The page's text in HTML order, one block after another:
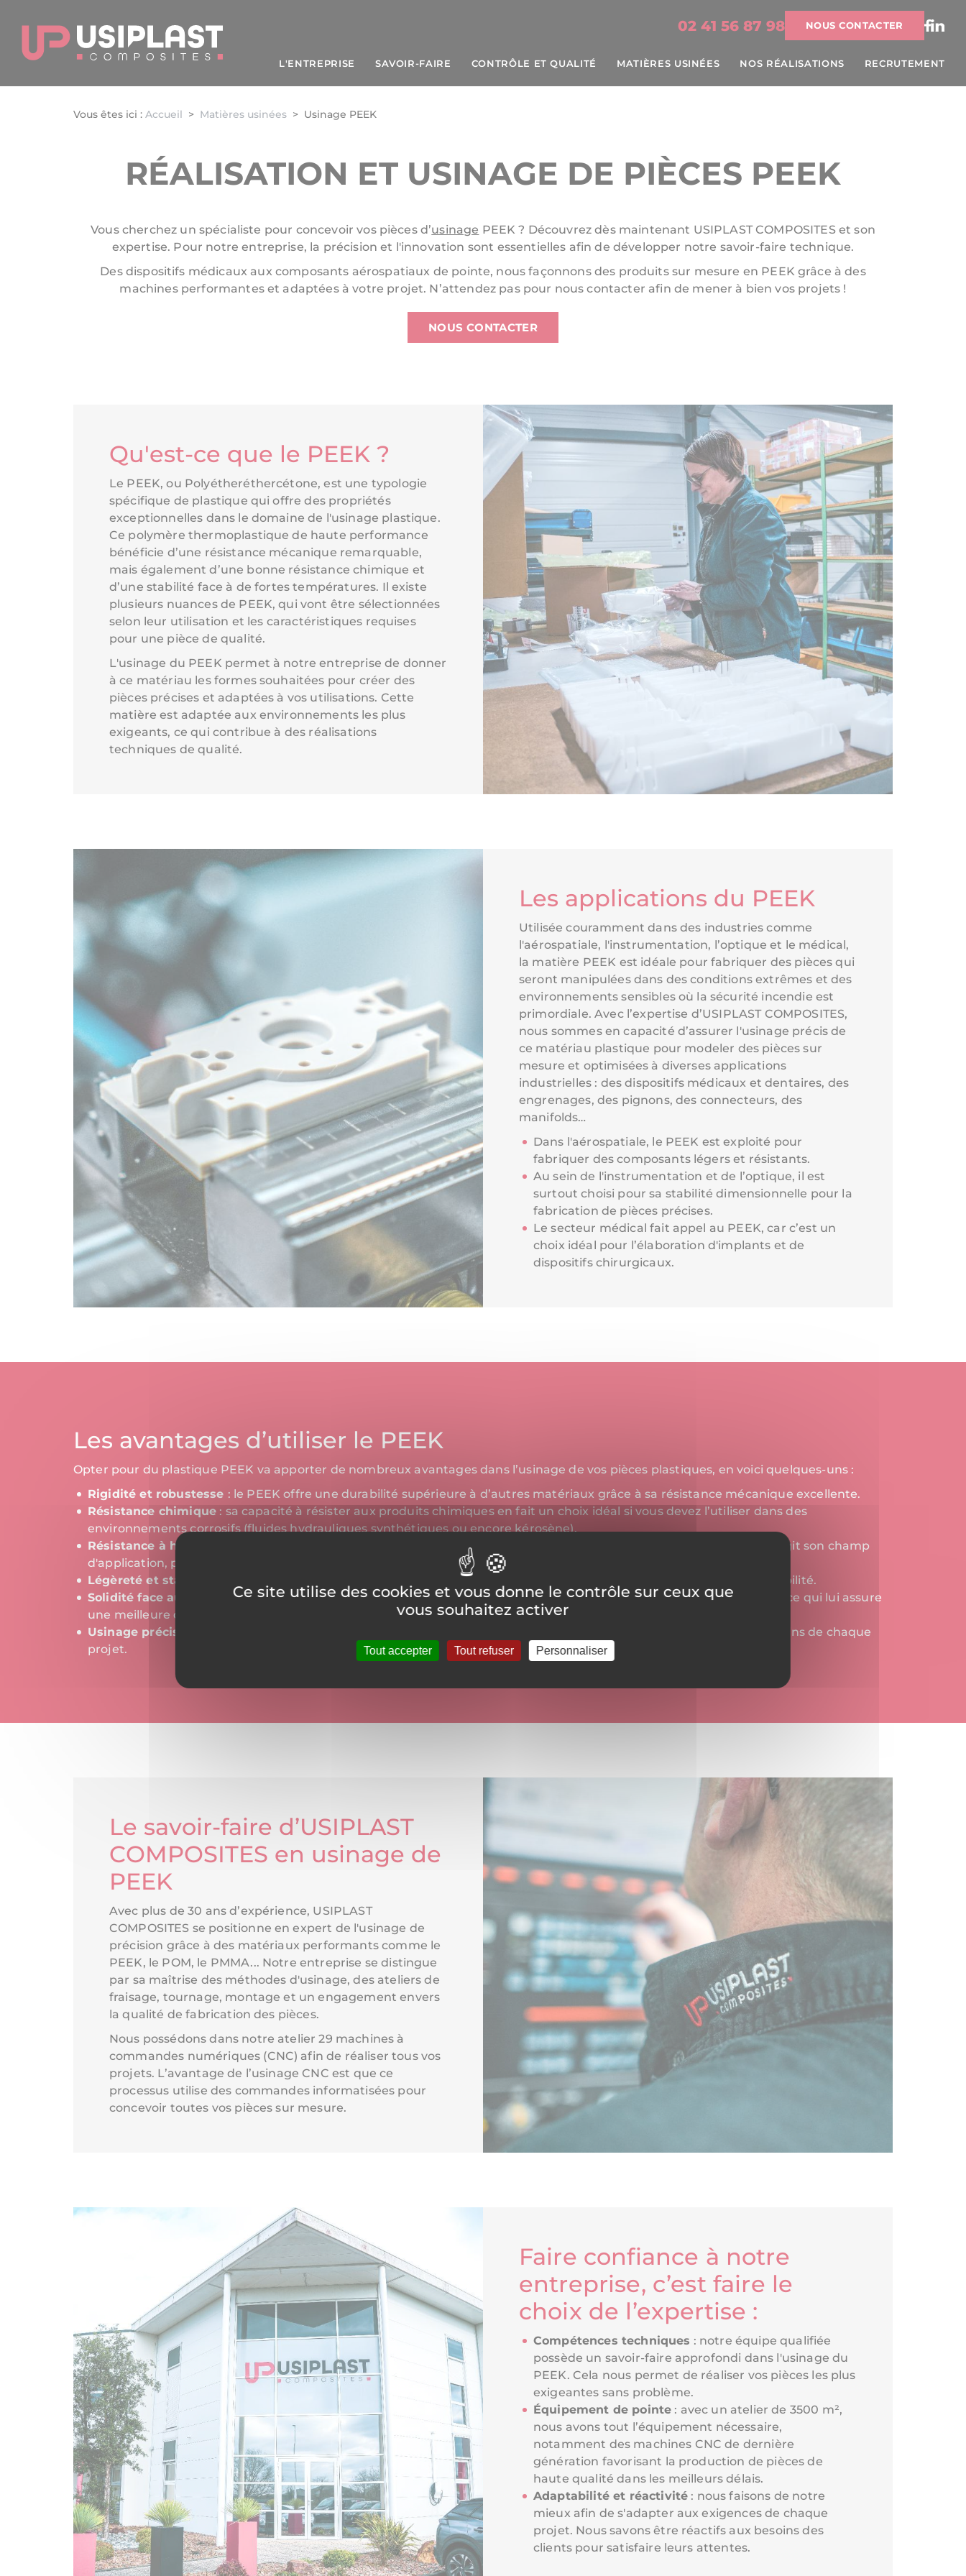
02 41 56 87 98 NOUS CONTACTER
L'ENTREPRISE
SAVOIR-FAIRE
BUREAU DES MÉTHODES
FINIS
CONTRÔLE ET QUALITÉ MATIÈRES USINÉES NOS RÉALISATIONS RECRUTEMENT
Vous êtes ici : Accueil > Matières usinées > Usinage PEEK
RÉALISATION ET USINAGE DE PIÈCES PEEK
Vous cherchez un spécialiste pour concevoir vos pièces d’usinage PEEK ? Découvrez dès maintenant USIPLAST COMPOSITES et son
expertise. Pour notre entreprise, la précision et l'innovation sont essentielles afin de développer notre savoir-faire technique.
Des dispositifs médicaux aux composants aérospatiaux de pointe, nous façonnons des produits sur mesure en PEEK grâce à des
machines performantes et adaptées à votre projet. N’attendez pas pour nous contacter afin de mener à bien vos projets !
NOUS CONTACTER
Qu'est-ce que le PEEK ?
Le PEEK, ou Polyétheréthercétone, est une typologie
spécifique de plastique qui offre des propriétés
exceptionnelles dans le domaine de l'usinage plastique.
Ce polymère thermoplastique de haute performance
bénéficie d’une résistance mécanique remarquable,
mais également d’une bonne résistance chimique et
d’une stabilité face à de fortes températures. Il existe
plusieurs nuances de PEEK, qui vont être sélectionnées
selon leur utilisation et les caractéristiques requises
pour une pièce de qualité.
L'usinage du PEEK permet à notre entreprise de donner
à ce matériau les formes souhaitées pour créer des
pièces précises et adaptées à vos utilisations. Cette
matière est adaptée aux environnements les plus
exigeants, ce qui contribue à des réalisations
techniques de qualité.
Les applications du PEEK
Utilisée couramment dans des industries comme
l'aérospatiale, l'instrumentation, l’optique et le médical,
la matière PEEK est idéale pour fabriquer des pièces qui
seront manipulées dans des conditions extrêmes et des
environnements sensibles où la sécurité incendie est
primordiale. Avec l’expertise d’USIPLAST COMPOSITES,
nous sommes en capacité d’assurer l'usinage précis de
ce matériau plastique pour modeler des pièces sur
mesure et optimisées à diverses applications
industrielles : des dispositifs médicaux et dentaires, des
engrenages, des pignons, des connecteurs, des
manifolds…
Dans l'aérospatiale, le PEEK est exploité pour
fabriquer des composants légers et résistants.
Au sein de l'instrumentation et de l’optique, il est
surtout choisi pour sa stabilité dimensionnelle pour la
fabrication de pièces précises.
Le secteur médical fait appel au PEEK, car c’est un
choix idéal pour l’élaboration d'implants et de
dispositifs chirurgicaux.
Les avantages d’utiliser le PEEK
Opter pour du plastique PEEK va apporter de nombreux avantages dans l’usinage de vos pièces plastiques, en voici quelques-uns :
Rigidité et robustesse : le PEEK offre une durabilité supérieure à d’autres matériaux grâce à sa résistance mécanique excellente.
Résistance chimique : sa capacité à résister aux produits chimiques en fait un choix idéal si vous devez l’utiliser dans des
environnements corrosifs (fluides hydrauliques synthétiques ou encore kérosène).
Résistance à haute température
: le PEEK possède une bonne stabilité à haute température jusqu’à 310°, ce qui élargit son champ
d'application, particulièrement dans des secteurs soumis à des conditions thermiques extrêmes.
Légèreté et stabilité dimensionnelle
: ces deux atouts le rendent idéal pour des applications exigeant justesse et fiabilité.
Solidité face aux radiations: parmi tous les thermoplastiques, le PEEK est le plus résistant aux rayons des radiations ce qui lui assure
une meilleure durabilité.
Usinage précis
: l'usinage du PEEK permet la création de pièces plastiques sur mesure, qui seront adaptées aux besoins de chaque
projet.
Le savoir-faire d’USIPLAST
COMPOSITES en usinage de
PEEK
Avec plus de 30 ans d’expérience, USIPLAST
COMPOSITES se positionne en expert de l'usinage de
précision grâce à des matériaux performants comme le
PEEK, le POM, le PMMA... Notre entreprise se distingue
par sa maîtrise des méthodes d'usinage, des ateliers de
fraisage, tournage, montage et un engagement envers
la qualité de fabrication des pièces.
Nous possédons dans notre atelier 29 machines à
commandes numériques (CNC) afin de réaliser tous vos
projets. L’avantage de l’usinage CNC est que ce
processus utilise des commandes informatisées pour
concevoir toutes vos pièces sur mesure.
Faire confiance à notre
entreprise, c’est faire le
choix de l’expertise :
Compétences techniques : notre équipe qualifiée
possède un savoir-faire approfondi dans l'usinage du
PEEK. Cela nous permet de réaliser vos pièces les plus
exigeantes sans problème.
Équipement de pointe : avec un atelier de 3500 m²,
nous avons tout l’équipement nécessaire,
notamment des machines CNC de dernière
génération favorisant la production de pièces de
haute qualité dans les meilleurs délais.
Adaptabilité et réactivité : nous faisons de notre
mieux afin de s'adapter aux exigences de chaque
projet. Nous savons être réactifs aux besoins des
clients pour satisfaire leurs attentes.
Ce site utilise des cookies et vous donne le contrôle sur ceux que
vous souhaitez activer
Tout accepter Tout refuser Personnaliser